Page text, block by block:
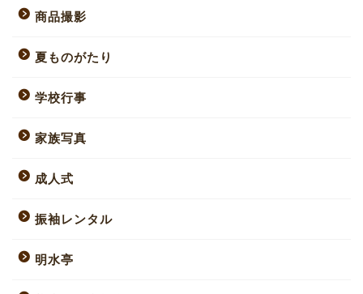
商品撮影
夏ものがたり
学校行事
家族写真
成人式
振袖レンタル
明水亭